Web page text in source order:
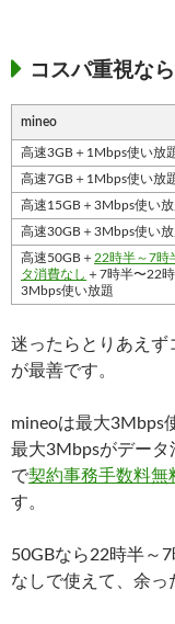
コスパ重視な
mineo
高速3GB＋1Mbps使い放
高速7GB＋1Mbps使い放
高速15GB＋3Mbps使い放
高速30GB＋3Mbps使い放
高速50GB＋ 22時半～7時
タ消費なし ＋7時半〜22
3Mbps使い放題
迷ったらとりあえず
が最善です。
mineoは最大3Mbps
最大3Mbpsがデータ
で契約事務手数料無
す。
50GBなら22時半～
なしで使えて、余っ